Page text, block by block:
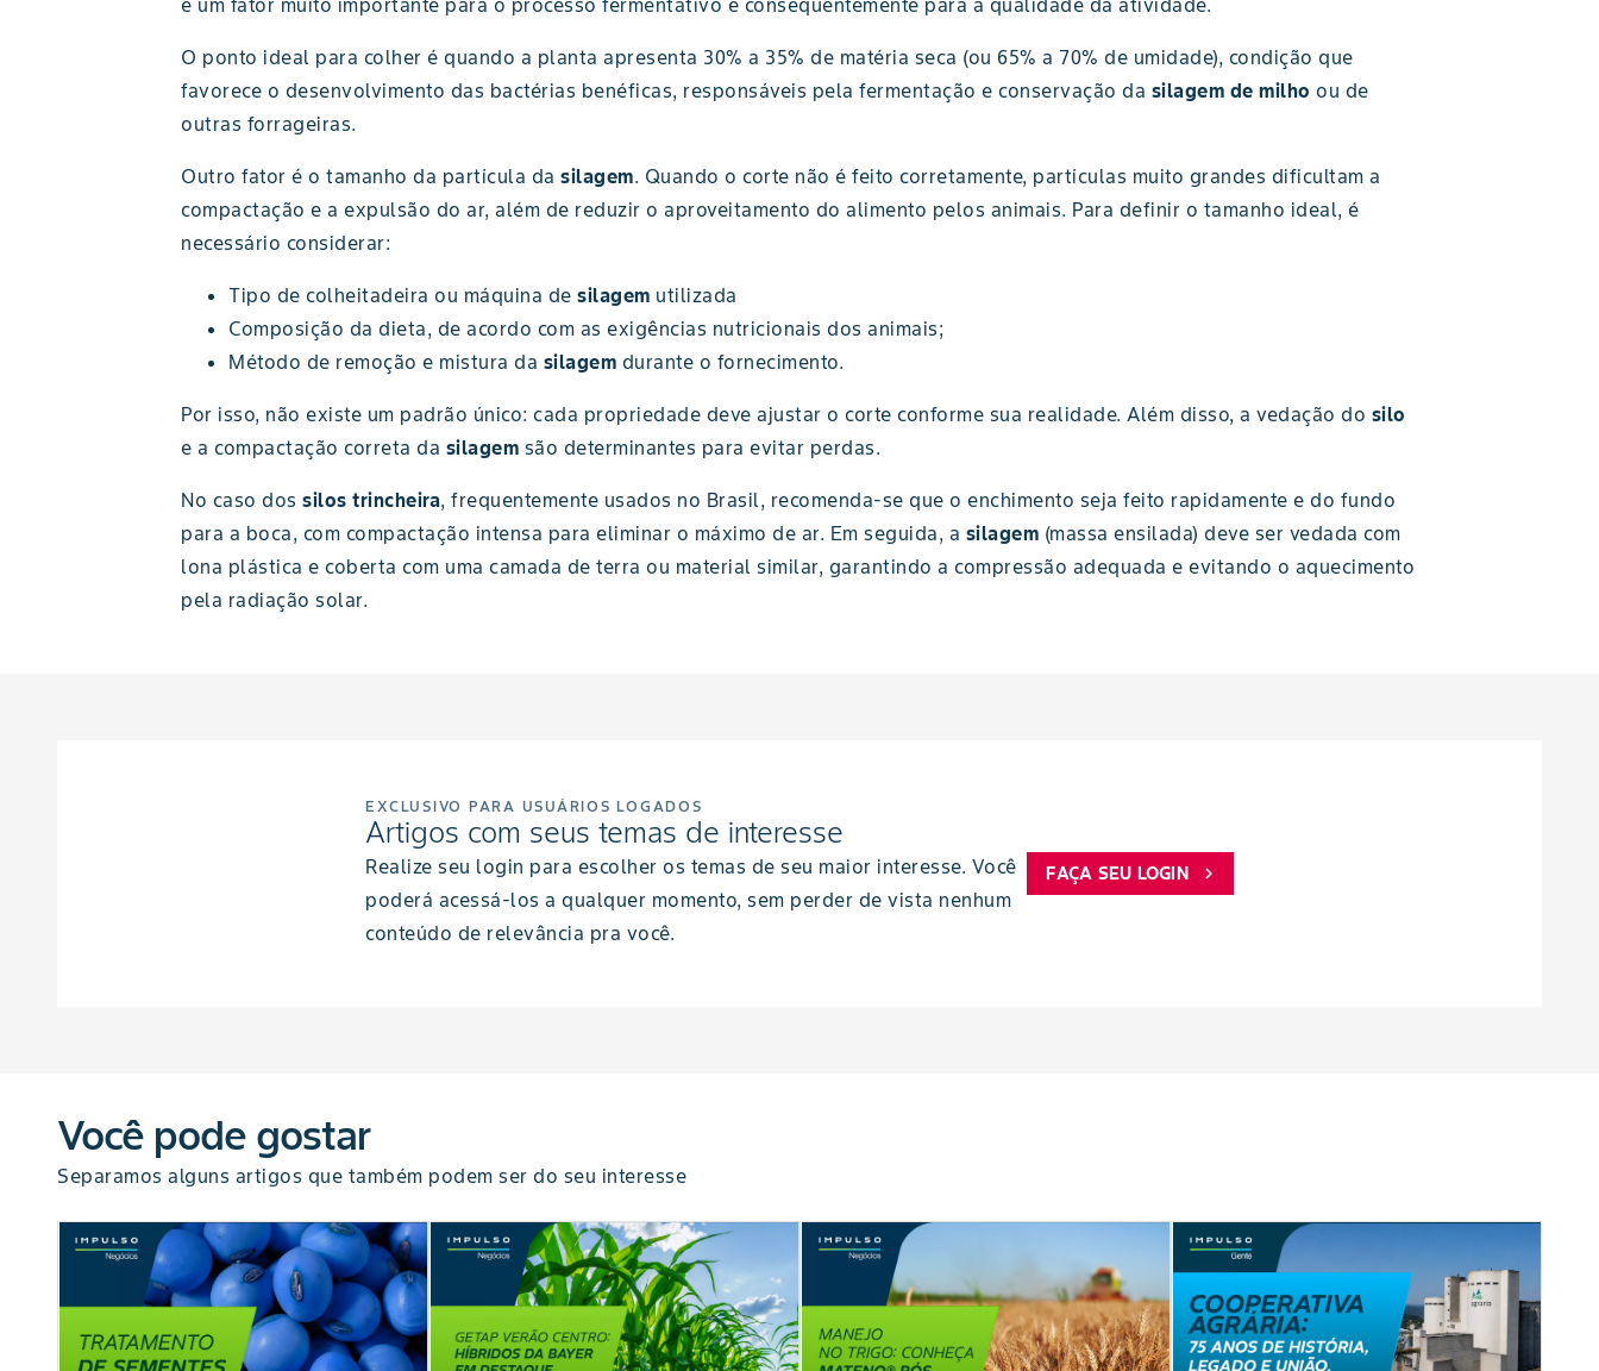
é um fator muito importante para o processo fermentativo e consequentemente para a qualidade da atividade.
O ponto ideal para colher é quando a planta apresenta 30% a 35% de matéria seca (ou 65% a 70% de umidade), condição que
favorece o desenvolvimento das bactérias benéficas, responsáveis pela fermentação e conservação da silagem de milho ou de
outras forrageiras.
Outro fator é o tamanho da partícula da silagem. Quando o corte não é feito corretamente, partículas muito grandes dificultam a
compactação e a expulsão do ar, além de reduzir o aproveitamento do alimento pelos animais. Para definir o tamanho ideal, é
necessário considerar:
Tipo de colheitadeira ou máquina de silagem utilizada
Composição da dieta, de acordo com as exigências nutricionais dos animais;
Método de remoção e mistura da silagem durante o fornecimento.
Por isso, não existe um padrão único: cada propriedade deve ajustar o corte conforme sua realidade. Além disso, a vedação do silo
e a compactação correta da silagem são determinantes para evitar perdas.
No caso dos silos trincheira, frequentemente usados no Brasil, recomenda-se que o enchimento seja feito rapidamente e do fundo
para a boca, com compactação intensa para eliminar o máximo de ar. Em seguida, a silagem (massa ensilada) deve ser vedada com
lona plástica e coberta com uma camada de terra ou material similar, garantindo a compressão adequada e evitando o aquecimento
pela radiação solar.
EXCLUSIVO PARA USUÁRIOS LOGADOS
Artigos com seus temas de interesse
Realize seu login para escolher os temas de seu maior interesse. Você
poderá acessá-los a qualquer momento, sem perder de vista nenhum
conteúdo de relevância pra você.
FAÇA SEU LOGIN chevron_right
Você pode gostar
Separamos alguns artigos que também podem ser do seu interesse